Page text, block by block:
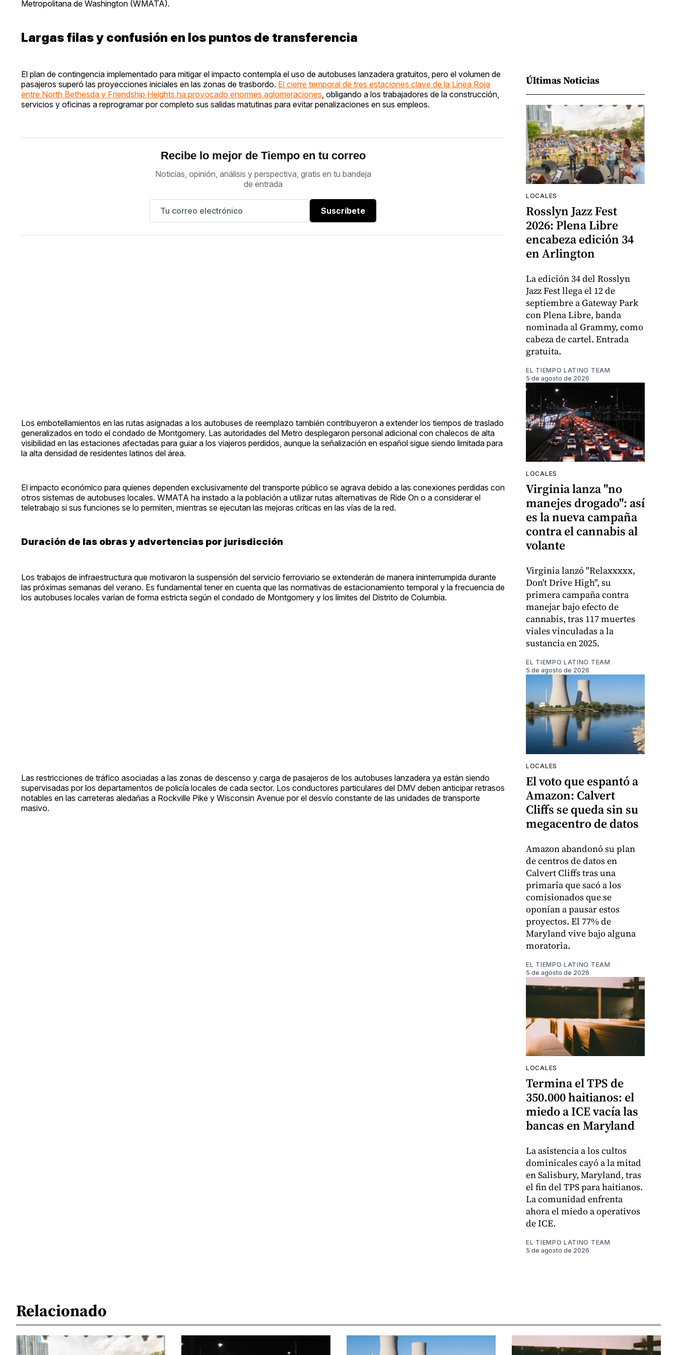
Metropolitana de Washington (WMATA).
Largas filas y confusión en los puntos de transferencia
El plan de contingencia implementado para mitigar el impacto contempla el uso de autobuses lanzadera gratuitos, pero el volumen de
pasajeros superó las proyecciones iniciales en las zonas de trasbordo. El cierre temporal de tres estaciones clave de la Línea Roja
entre North Bethesda y Friendship Heights ha provocado enormes aglomeraciones , obligando a los trabajadores de la construcción,
servicios y oficinas a reprogramar por completo sus salidas matutinas para evitar penalizaciones en sus empleos.
Recibe lo mejor de Tiempo en tu correo
Noticias, opinión, análisis y perspectiva, gratis en tu bandeja
de entrada
Suscríbete
Los embotellamientos en las rutas asignadas a los autobuses de reemplazo también contribuyeron a extender los tiempos de traslado
generalizados en todo el condado de Montgomery. Las autoridades del Metro desplegaron personal adicional con chalecos de alta
visibilidad en las estaciones afectadas para guiar a los viajeros perdidos, aunque la señalización en español sigue siendo limitada para
la alta densidad de residentes latinos del área.
El impacto económico para quienes dependen exclusivamente del transporte público se agrava debido a las conexiones perdidas con
otros sistemas de autobuses locales. WMATA ha instado a la población a utilizar rutas alternativas de Ride On o a considerar el
teletrabajo si sus funciones se lo permiten, mientras se ejecutan las mejoras críticas en las vías de la red.
Duración de las obras y advertencias por jurisdicción
Los trabajos de infraestructura que motivaron la suspensión del servicio ferroviario se extenderán de manera ininterrumpida durante
las próximas semanas del verano. Es fundamental tener en cuenta que las normativas de estacionamiento temporal y la frecuencia de
los autobuses locales varían de forma estricta según el condado de Montgomery y los límites del Distrito de Columbia.
Las restricciones de tráfico asociadas a las zonas de descenso y carga de pasajeros de los autobuses lanzadera ya están siendo
supervisadas por los departamentos de policía locales de cada sector. Los conductores particulares del DMV deben anticipar retrasos
notables en las carreteras aledañas a Rockville Pike y Wisconsin Avenue por el desvío constante de las unidades de transporte
masivo.
Últimas Noticias
LOCALES
Rosslyn Jazz Fest
2026: Plena Libre
encabeza edición 34
en Arlington
La edición 34 del Rosslyn
Jazz Fest llega el 12 de
septiembre a Gateway Park
con Plena Libre, banda
nominada al Grammy, como
cabeza de cartel. Entrada
gratuita.
EL TIEMPO LATINO TEAM
5 de agosto de 2026
LOCALES
Virginia lanza "no
manejes drogado": así
es la nueva campaña
contra el cannabis al
volante
Virginia lanzó "Relaxxxxx,
Don't Drive High", su
primera campaña contra
manejar bajo efecto de
cannabis, tras 117 muertes
viales vinculadas a la
sustancia en 2025.
EL TIEMPO LATINO TEAM
5 de agosto de 2026
LOCALES
El voto que espantó a
Amazon: Calvert
Cliffs se queda sin su
megacentro de datos
Amazon abandonó su plan
de centros de datos en
Calvert Cliffs tras una
primaria que sacó a los
comisionados que se
oponían a pausar estos
proyectos. El 77% de
Maryland vive bajo alguna
moratoria.
EL TIEMPO LATINO TEAM
5 de agosto de 2026
LOCALES
Termina el TPS de
350.000 haitianos: el
miedo a ICE vacía las
bancas en Maryland
La asistencia a los cultos
dominicales cayó a la mitad
en Salisbury, Maryland, tras
el fin del TPS para haitianos.
La comunidad enfrenta
ahora el miedo a operativos
de ICE.
EL TIEMPO LATINO TEAM
5 de agosto de 2026
Relacionado